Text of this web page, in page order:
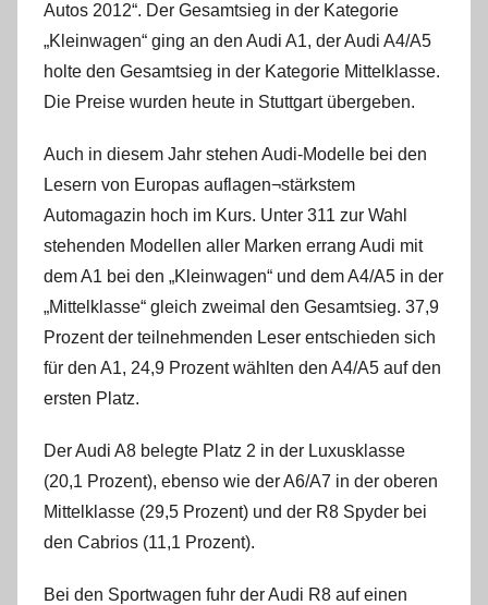
Autos 2012“. Der Gesamtsieg in der Kategorie
„Kleinwagen“ ging an den Audi A1, der Audi A4/A5
holte den Gesamtsieg in der Kategorie Mittelklasse.
Die Preise wurden heute in Stuttgart übergeben.
Auch in diesem Jahr stehen Audi-Modelle bei den
Lesern von Europas auflagen¬stärkstem
Automagazin hoch im Kurs. Unter 311 zur Wahl
stehenden Modellen aller Marken errang Audi mit
dem A1 bei den „Kleinwagen“ und dem A4/A5 in der
„Mittelklasse“ gleich zweimal den Gesamtsieg. 37,9
Prozent der teilnehmenden Leser entschieden sich
für den A1, 24,9 Prozent wählten den A4/A5 auf den
ersten Platz.
Der Audi A8 belegte Platz 2 in der Luxusklasse
(20,1 Prozent), ebenso wie der A6/A7 in der oberen
Mittelklasse (29,5 Prozent) und der R8 Spyder bei
den Cabrios (11,1 Prozent).
Bei den Sportwagen fuhr der Audi R8 auf einen